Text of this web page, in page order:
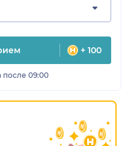
+ 100
после 09:00